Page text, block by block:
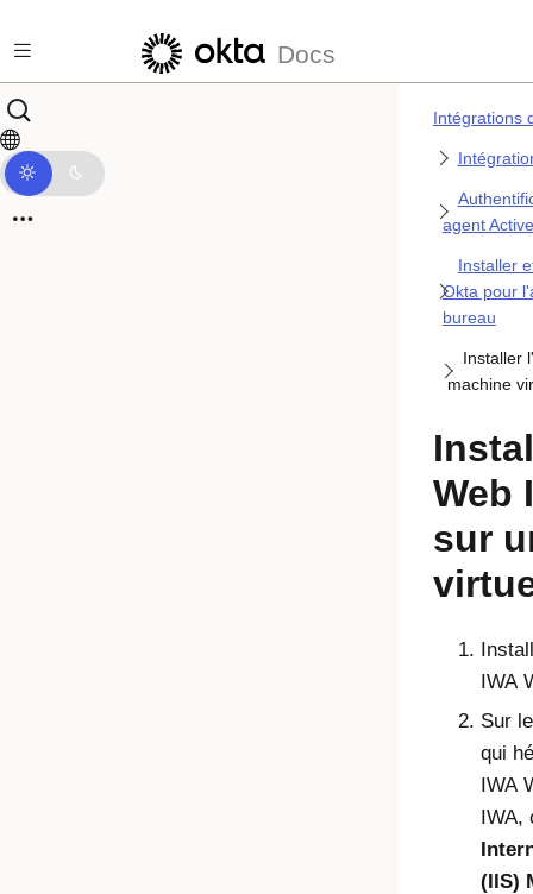
Docs
Intégrations
agent
Installer
Okta pour
bureau
Installer
machine
Web
sur
IWA
Sur
qui
IWA
IWA,
(IIS)